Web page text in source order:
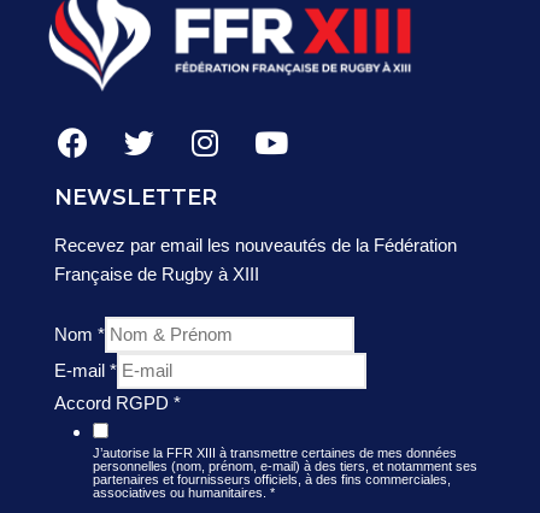
NEWSLETTER
Recevez par email les nouveautés de la Fédération
Française de Rugby à XIII
Nom *
E-mail *
Accord RGPD *
J’autorise la FFR XIII à transmettre certaines de mes données
personnelles (nom, prénom, e-mail) à des tiers, et notamment ses
partenaires et fournisseurs officiels, à des fins commerciales,
associatives ou humanitaires. *